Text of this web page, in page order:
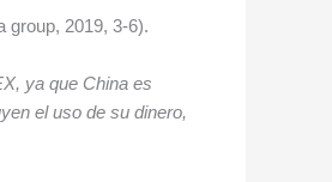
group, 2019, 3-6).
ya que China es
el uso de su dinero,